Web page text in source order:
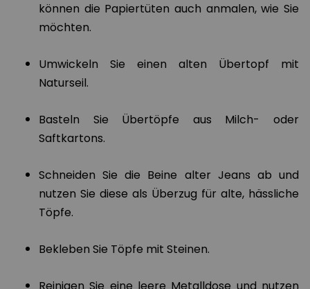
können die Papiertüten auch anmalen, wie Sie
möchten.
Umwickeln Sie einen alten Übertopf mit
Naturseil.
Basteln Sie Übertöpfe aus Milch- oder
Saftkartons.
Schneiden Sie die Beine alter Jeans ab und
nutzen Sie diese als Überzug für alte, hässliche
Töpfe.
Bekleben Sie Töpfe mit Steinen.